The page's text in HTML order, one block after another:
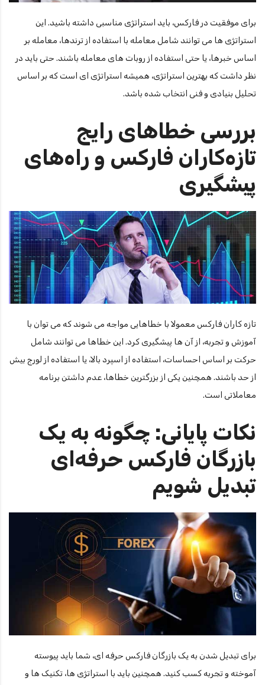
برای موفقیت در فارکس، باید استراتژی مناسبی داشته باشید. این
استراتژی ها می توانند شامل معامله با استفاده از ترندها، معامله بر
اساس خبرها، یا حتی استفاده از روبات های معامله باشند. حتی باید در
نظر داشت که بهترین استراتژی، همیشه استراتژی ای است که بر اساس
تحلیل بنیادی و فنی انتخاب شده باشد.
بررسی خطاهای رایج
تازه‌کاران فارکس و راه‌های
پیشگیری
تازه کاران فارکس معمولا با خطاهایی مواجه می شوند که می توان با
آموزش و تجربه، از آن ها پیشگیری کرد. این خطاها می توانند شامل
حرکت بر اساس احساسات، استفاده از اسپرد بالا، یا استفاده از لورج بیش
از حد باشند. همچنین یکی از بزرگترین خطاها، عدم داشتن برنامه
معاملاتی است.
نکات پایانی: چگونه به یک
بازرگان فارکس حرفه‌ای
تبدیل شویم
برای تبدیل شدن به یک بازرگان فارکس حرفه ای، شما باید پیوسته
آموخته و تجربه کسب کنید. همچنین باید با استراتژی ها، تکنیک ها و